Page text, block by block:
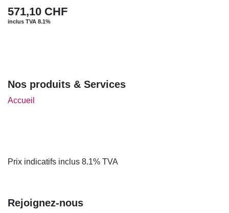
571,10CHF
inclus TVA 8.1%
Nos produits & Services
Accueil
Prix indicatifs inclus 8.1% TVA
Rejoignez-nous